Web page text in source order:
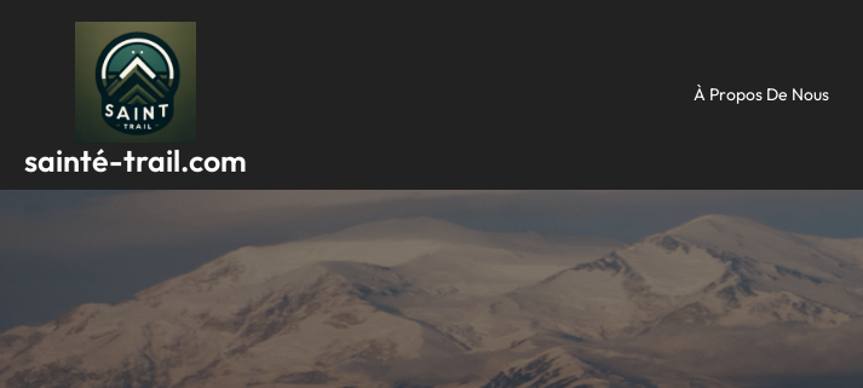
sainté-trail.com
À Propos De Nous